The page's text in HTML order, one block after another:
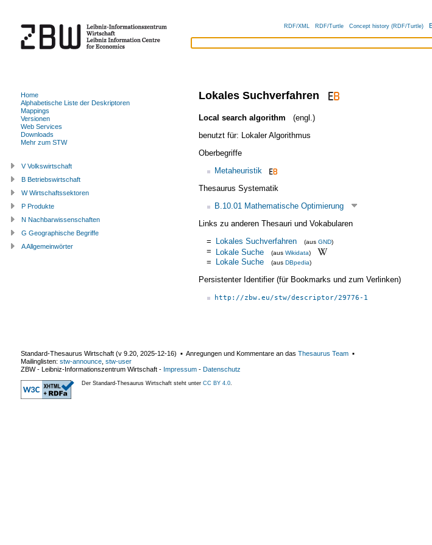
RDF/XML RDF/Turtle Concept history (RDF/Turtle)
Lokales Suchverfahren
Local search algorithm
(engl.)
benutzt für: Lokaler Algorithmus
Oberbegriffe
Metaheuristik
Thesaurus Systematik
B.10.01 Mathematische Optimierung
Links zu anderen Thesauri und Vokabularen
= Lokales Suchverfahren (aus GND)
= Lokale Suche (aus Wikidata)
= Lokale Suche (aus DBpedia)
Persistenter Identifier (für Bookmarks und zum Verlinken)
http://zbw.eu/stw/descriptor/29776-1
Home
Alphabetische Liste der Deskriptoren
Mappings
Versionen
Web Services
Downloads
Mehr zum STW
V Volkswirtschaft
B Betriebswirtschaft
W Wirtschaftssektoren
P Produkte
N Nachbarwissenschaften
G Geographische Begriffe
A Allgemeinwörter
Standard-Thesaurus Wirtschaft (v 9.20 2025-12-16) ▪ Anregungen und Kommentare an das Thesaurus Team ▪
Mailinglisten: stw-announce stw-user
ZBW - Leibniz-Informationszentrum Wirtschaft - Impressum - Datenschutz
Der Standard-Thesaurus Wirtschaft steht unter CC BY 4.0